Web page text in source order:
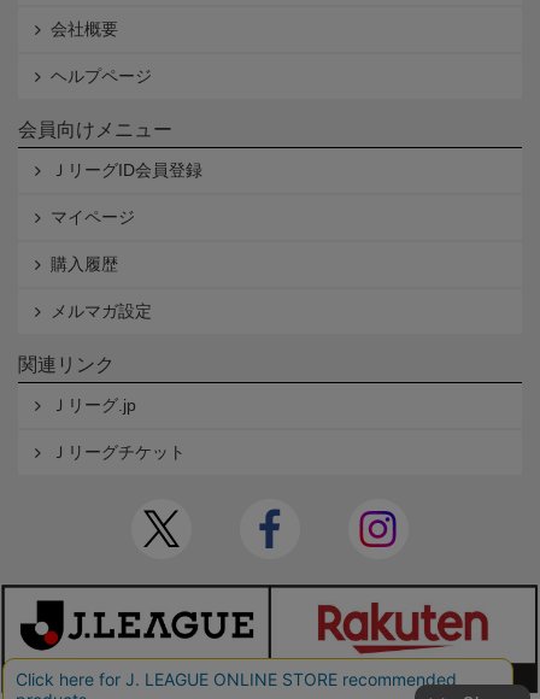
会社概要
ヘルプページ
会員向けメニュー
ＪリーグID会員登録
マイページ
購入履歴
メルマガ設定
関連リンク
Ｊリーグ.jp
Ｊリーグチケット